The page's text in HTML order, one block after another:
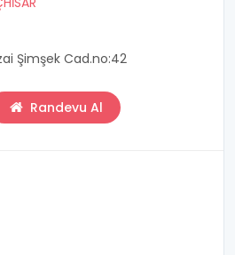
Şimşek Cad.no:42
Randevu Al